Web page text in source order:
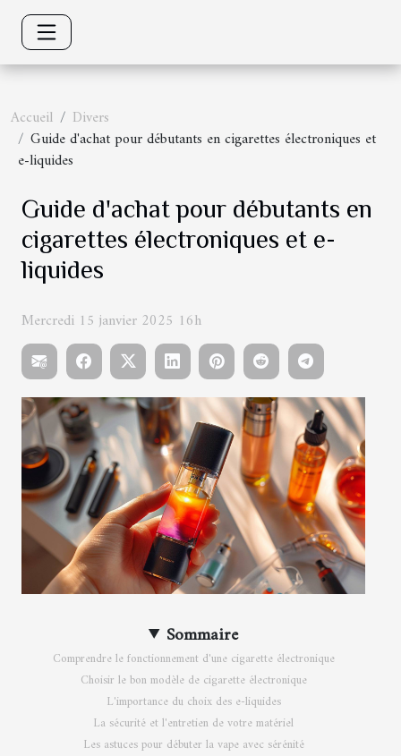
Accueil
Divers
Guide d'achat pour débutants en cigarettes électroniques et
e-liquides
Guide d'achat pour débutants en
cigarettes électroniques et e-
liquides
Mercredi 15 janvier 2025 16h
Sommaire
Comprendre le fonctionnement d'une cigarette électronique
Choisir le bon modèle de cigarette électronique
L'importance du choix des e-liquides
La sécurité et l'entretien de votre matériel
Les astuces pour débuter la vape avec sérénité